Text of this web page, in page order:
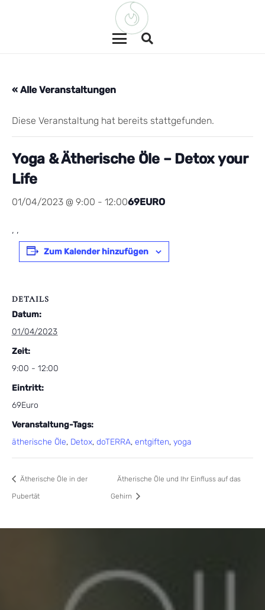
« Alle Veranstaltungen
Diese Veranstaltung hat bereits stattgefunden.
Yoga & Ätherische Öle – Detox your
Life
01/04/2023 @ 9:00 - 12:0069EURO
, ,
Zum Kalender hinzufügen
DETAILS
Datum:
01/04/2023
Zeit:
9:00 - 12:00
Eintritt:
69Euro
Veranstaltung-Tags:
ätherische Öle, Detox, doTERRA, entgiften, yoga
Ätherische Öle in der
Pubertät
Ätherische Öle und Ihr Einfluss auf das
Gehirn